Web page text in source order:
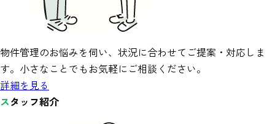
物件管理のお悩みを伺い、状況に合わせてご提案・対応しま
す。小さなことでもお気軽にご相談ください。
詳細を見る
スタッフ紹介